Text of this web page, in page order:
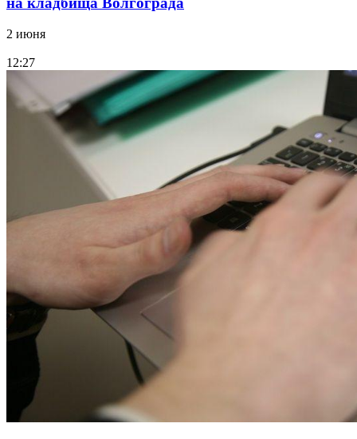
2 июня
12:27